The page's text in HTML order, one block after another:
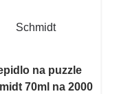
Schmidt
na puzzle
70ml na 2000